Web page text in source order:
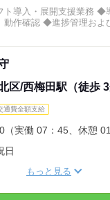
ト導入・展開支援業務 ◆
作確認 ◆進捗管理およ
区/西梅田駅（徒歩 3
通費全額支給
（実働 07：45、休憩
日
もっと見る